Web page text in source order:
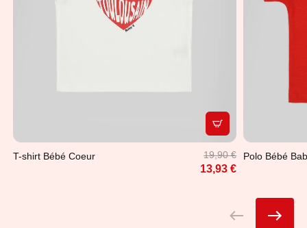
APERÇU RAPIDE
T-shirt Bébé Coeur 19,90 €
13,93 €
Polo Bébé